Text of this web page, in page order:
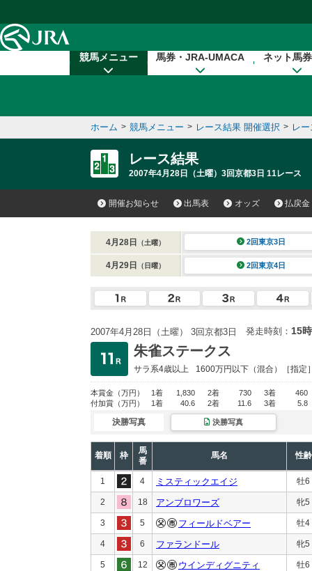
競馬メニュー 馬券・JRA-UMACA ネット馬
ホーム > 競馬メニュー > レース結果 開催選択 > レ
レース結果
2007年4月28日（土曜）3回京都3日 11レース
開催お知らせ 出馬表 オッズ 払戻金
4月28日 （土曜） 2回東京3日
4月29日 （日曜） 2回東京4日
2007年4月28日（土曜） 3回京都3日 発走時刻： 15
朱雀ステークス
サラ系4歳以上 1600万円以下 （混合）［指定
本賞金 （万円） 1着 1,830 2着 730 3着
460
付加賞 （万円） 1着 40.6 2着 11.6 3着 5.8
決勝写真 決勝写真
着順 枠
馬
番
馬名 性齢
1 4 ミスティックエイジ 牡6
2 18 アンブロワーズ 牝5
3 5 フィールドベアー 牡4
4 6 ファランドール 牝5
5 12 ウインディグニティ 牡6